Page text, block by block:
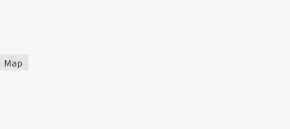
Map